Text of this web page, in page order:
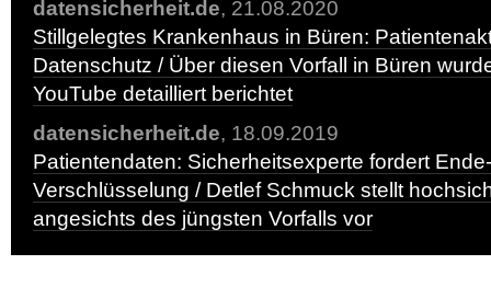
datensicherheit.de, 21.08.2020
Stillgelegtes Krankenhaus in Büren:
Datenschutz / Über diesen Vorfall in Büren
YouTube detailliert berichtet
datensicherheit.de, 18.09.2019
Patientendaten: Sicherheitsexperte fordert
Verschlüsselung / Detlef Schmuck stellt
angesichts des jüngsten Vorfalls vor